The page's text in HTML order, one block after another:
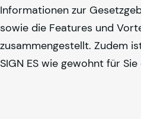
Informationen zur
sowie die Features und
zusammengestellt. Zudem
SIGN ES wie gewohnt für